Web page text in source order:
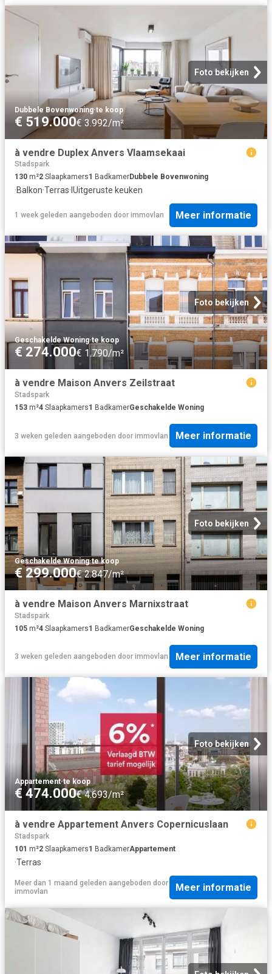
Foto bekijken
Dubbele Bovenwoning·te koop
€ 519.000€ 3.992/m²
à vendre Duplex Anvers Vlaamsekaai
Stadspark
130 m²2 Slaapkamers1 BadkamerDubbele Bovenwoning
·Balkon·Terras· IUitgeruste keuken
1 week geleden aangeboden door immovlan Meer informatie
Foto bekijken
Geschakelde Woning·te koop
€ 274.000€ 1.790/m²
à vendre Maison Anvers Zeilstraat
Stadspark
153 m²4 Slaapkamers1 BadkamerGeschakelde Woning
3 weken geleden aangeboden door immovlan Meer informatie
Foto bekijken
Geschakelde Woning·te koop
€ 299.000€ 2.847/m²
à vendre Maison Anvers Marnixstraat
Stadspark
105 m²4 Slaapkamers1 BadkamerGeschakelde Woning
3 weken geleden aangeboden door immovlan Meer informatie
Foto bekijken
Appartement·te koop
€ 474.000€ 4.693/m²
à vendre Appartement Anvers Copernicuslaan
Stadspark
101 m²2 Slaapkamers1 BadkamerAppartement
·Terras
Meer dan 1 maand geleden aangeboden door
immovlan
Meer informatie